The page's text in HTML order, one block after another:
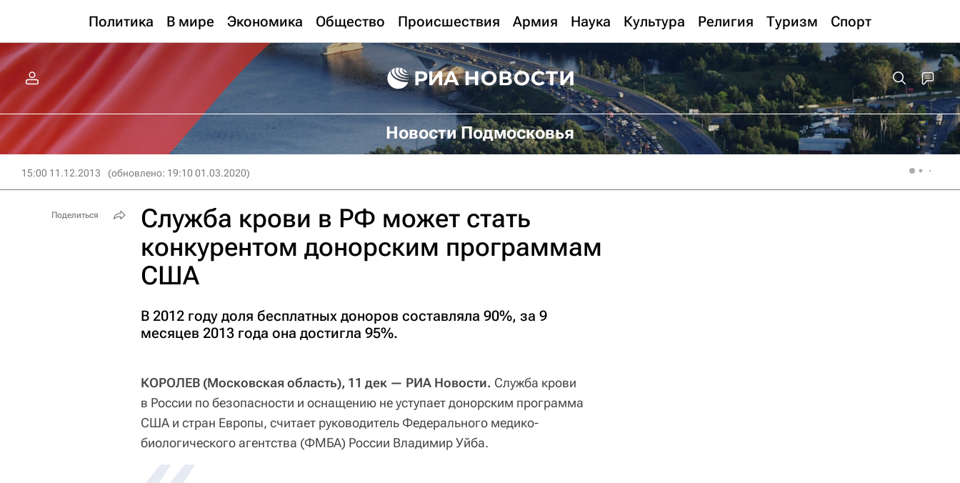
Политика В мире Экономика Общество Происшествия Армия Наука Культура Религия Туризм Спорт
Новости Подмосковья
15:00 11.12.2013 (обновлено: 19:10 01.03.2020)
Служба крови в РФ может стать
конкурентом донорским программам
США
В 2012 году доля бесплатных доноров составляла 90%, за 9
месяцев 2013 года она достигла 95%.
КОРОЛЕВ (Московская область), 11 дек — РИА Новости. Служба крови
в России по безопасности и оснащению не уступает донорским программа
США и стран Европы, считает руководитель Федерального медико-
биологического агентства (ФМБА) России Владимир Уйба.
Поделиться